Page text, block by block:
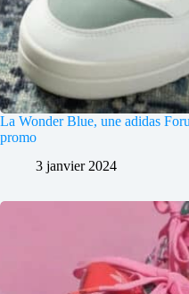
La Wonder Blue, une adidas
promo
3 janvier 2024